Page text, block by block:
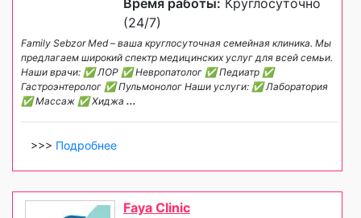
Время работы: Круглосуточно
(24/7)
Family Sebzor Med – ваша круглосуточная семейная клиника. Мы
предлагаем широкий спектр медицинских услуг для всей семьи.
Наши врачи: ✅ ЛОР ✅ Невропатолог ✅ Педиатр ✅
Гастроэнтеролог ✅ Пульмонолог Наши услуги: ✅ Лаборатория
✅ Массаж ✅ Хиджа ...
>>> Подробнее
Faya Clinic